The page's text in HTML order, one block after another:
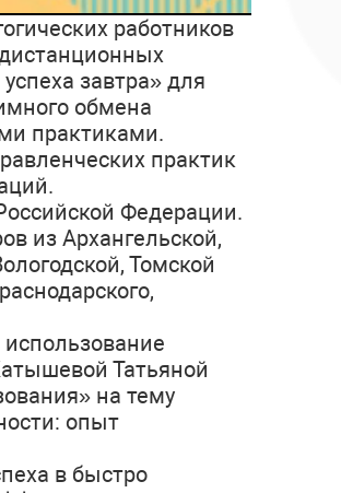
работников
завтра» для
обмена
практиками.
практик
Федерации.
из Архангельской,
Томской
Татьяной
на тему
опыт
в быстро